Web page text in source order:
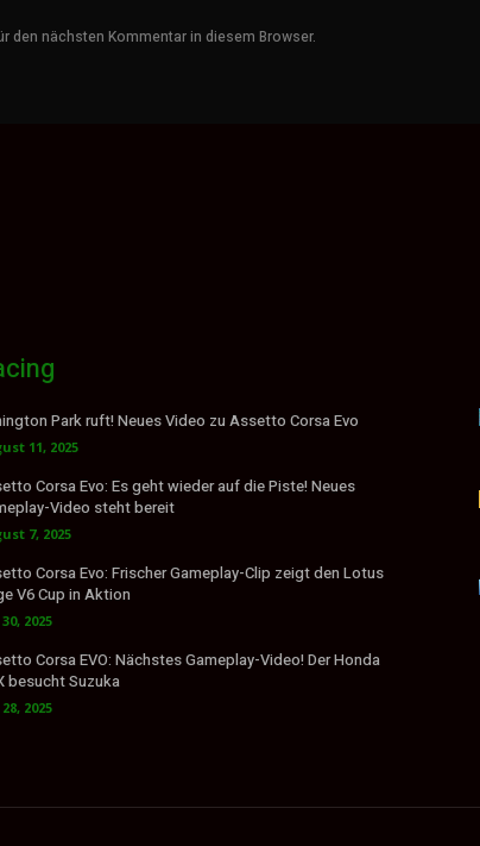
den nächsten Kommentar in diesem Browser.
Park ruft! Neues Video zu Assetto Corsa Evo
11, 2025
Corsa Evo: Es geht wieder auf die Piste! Neues
Video steht bereit
7, 2025
Corsa Evo: Frischer Gameplay-Clip zeigt den Lotus
V6 Cup in Aktion
2025
Corsa EVO: Nächstes Gameplay-Video! Der Honda
besucht Suzuka
2025